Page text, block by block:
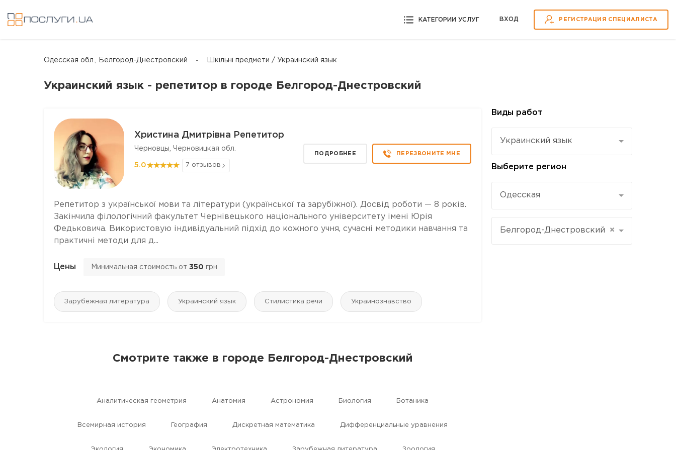
КАТЕГОРИИ УСЛУГ ВХOД РЕГИСТРАЦИЯ СПЕЦИАЛИСТА
Одесская обл., Белгород-Днестровский Шкільні предмети / Украинский язык
Украинский язык - репетитор в городе Белгород-Днестровский
Христина Дмитрівна Репетитор
Черновцы, Черновицкая обл.
5.0 7 отзывов
ПОДРОБНЕЕ ПЕРЕЗВОНИТЕ МНЕ
Репетитор з української мови та літератури (української та зарубіжної). Досвід роботи — 8 років.
Закінчила філологічний факультет Чернівецького національного університету імені Юрія
Федьковича. Використовую індивідуальний підхід до кожного учня, сучасні методики навчання та
практичні методи для д...
Цены Минимальная стоимость от 350 грн
Зарубежная литература Украинский язык Стилистика речи Украинознавство
Смотрите также в городе Белгород-Днестровский
Aналитическая геометрия Aнатомия Астрономия Биология Ботаника
Всемирная история География Дискретная математика Дифференциальные уравнения
Виды работ
Украинский язык
Выберите регион
Одесская
×
Белгород-Днестровский